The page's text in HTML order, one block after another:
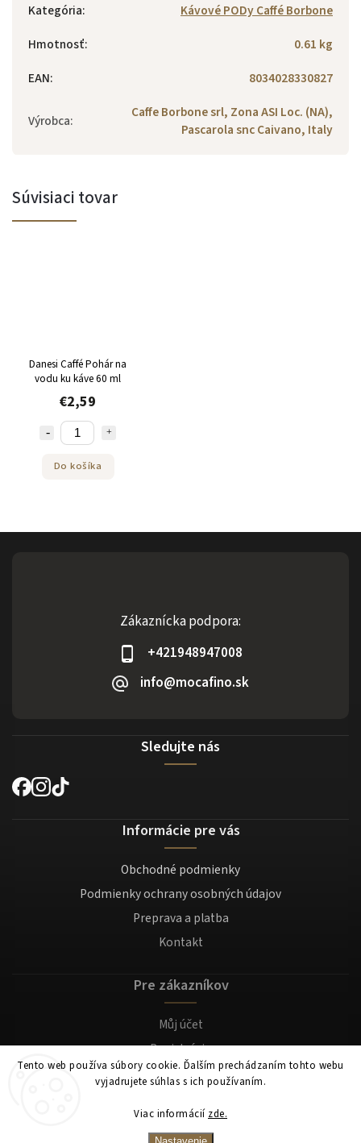
Tento web používa súbory cookie. Ďalším prechádzaním tohto webu
vyjadrujete súhlas s ich používaním.
Viac informácií zde.
Kategória:
Kávové PODy Caffé Borbone
Hmotnosť:
0.61 kg
EAN: 8034028330827
Výrobca:
Caffe Borbone srl, Zona ASI Loc. (NA),
Pascarola snc Caivano, Italy
Súvisiaci tovar
Danesi Caffé Pohár na
vodu ku káve 60 ml
€2,59
Do košíka
Zákaznícka podpora:
+421948947008
info@mocafino.sk
Sledujte nás
Informácie pre vás
Obchodné podmienky
Podmienky ochrany osobných údajov
Preprava a platba
Kontakt
Pre zákazníkov
Můj účet
Registrácia
Prihlásenie
Mocafino.sk. Všetky práva vyhradené.